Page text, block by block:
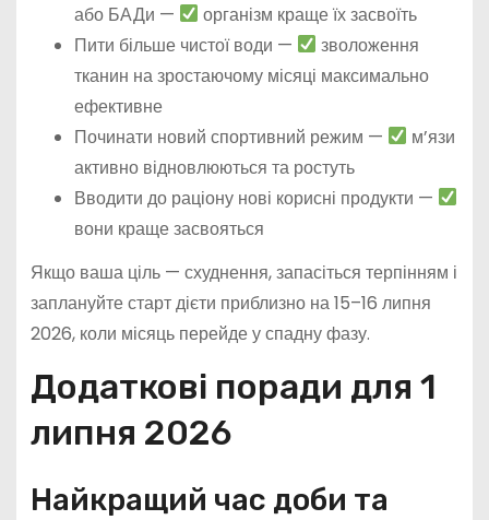
або БАДи —
організм краще їх засвоїть
Пити більше чистої води —
зволоження
тканин на зростаючому місяці максимально
ефективне
Починати новий спортивний режим —
м’язи
активно відновлюються та ростуть
Вводити до раціону нові корисні продукти —
вони краще засвояться
Якщо ваша ціль — схуднення, запасіться терпінням і
заплануйте старт дієти приблизно на 15–16 липня
2026, коли місяць перейде у спадну фазу.
Додаткові поради для 1
липня 2026
Найкращий час доби та